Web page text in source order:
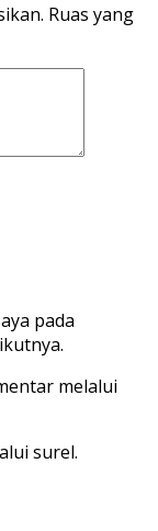
Ruas yang
pada
melalui
surel.